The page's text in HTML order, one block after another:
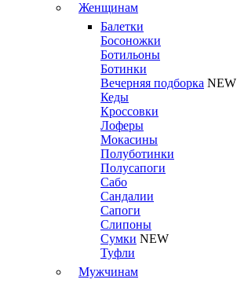
Женщинам
Балетки
Босоножки
Ботильоны
Ботинки
Вечерняя подборка NEW
Кеды
Кроссовки
Лоферы
Мокасины
Полуботинки
Полусапоги
Сабо
Сандалии
Сапоги
Слипоны
Сумки NEW
Туфли
Мужчинам